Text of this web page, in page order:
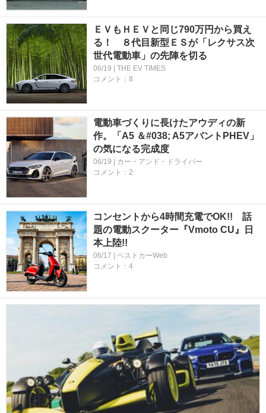
ＥＶもＨＥＶと同じ790万円から買え
る！ ８代目新型ＥＳが「レクサス次
世代電動車」の先陣を切る
06/19 | THE EV TIMES
コメント：8
電動車づくりに長けたアウディの新
作。「A5 ＆#038; A5アバントPHEV」
の気になる完成度
06/19 | カー・アンド・ドライバー
コメント：2
コンセントから4時間充電でOK!! 話
題の電動スクーター『Vmoto CU』日
本上陸!!
06/17 | ベストカーWeb
コメント：4